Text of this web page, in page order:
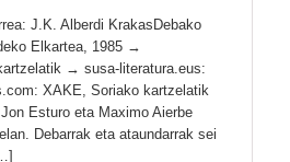
J.K. Alberdi KrakasDebako
Elkartea, 1985 →
→ susa-literatura.eus:
XAKE, Soriako kartzelatik
Esturo eta Maximo Aierbe
Debarrak eta ataundarrak sei